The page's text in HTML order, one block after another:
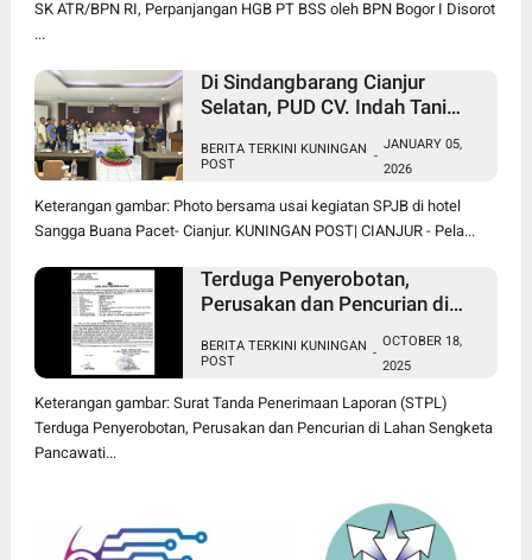
SK ATR/BPN RI, Perpanjangan HGB PT BSS oleh BPN Bogor I Disorot
...
Di Sindangbarang Cianjur
Selatan, PUD CV. Indah Tani
Sesuai HET
BERITA TERKINI KUNINGAN
POST
-
JANUARY 05,
2026
Keterangan gambar: Photo bersama usai kegiatan SPJB di hotel
Sangga Buana Pacet- Cianjur. KUNINGAN POST| CIANJUR - Pela...
Terduga Penyerobotan,
Perusakan dan Pencurian di
Bogor Dilaporkan ke Polisi
BERITA TERKINI KUNINGAN
POST
-
OCTOBER 18,
2025
Keterangan gambar: Surat Tanda Penerimaan Laporan (STPL)
Terduga Penyerobotan, Perusakan dan Pencurian di Lahan Sengketa
Pancawati...